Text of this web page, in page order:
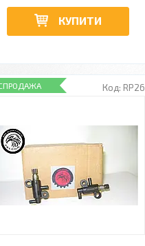
КУПИТИ
RP26